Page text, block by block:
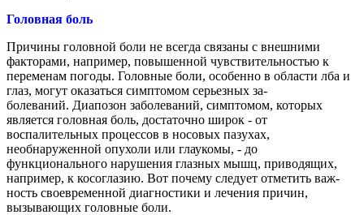
Головная боль
Причины головной боли не всегда связаны с внешними
факторами, например, повышенной чувствительностью к
пере­менам погоды. Головные боли, особенно в области лба и
глаз, могут оказаться симптомом серьезных за­
болеваний. Диапозон заболеваний, симптомом, которых
является головная боль, достаточно широк - от
воспалительных процес­сов в носовых пазухах,
необнаруженной опухо­ли или глаукомы, - до
функционального нару­шения глазных мышц, приводящих,
например, к косоглазию. Вот почему следует отметить важ­
ность своевременной диагностики и лечения причин,
вызывающих головные боли.